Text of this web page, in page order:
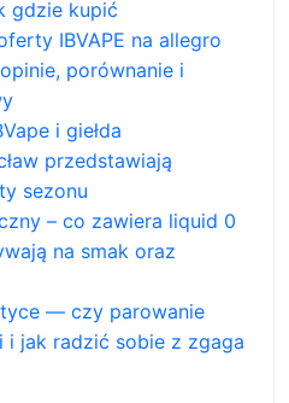
gdzie kupić
IBVAPE na allegro
porównanie i
i giełda
przedstawiają
sezonu
– co zawiera liquid 0
na smak oraz
— czy parowanie
i jak radzić sobie z zgaga